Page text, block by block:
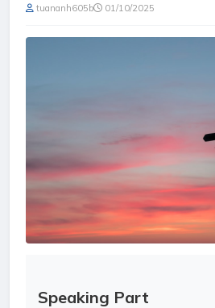
tuananh605b 01/10/2025
Speaking Part